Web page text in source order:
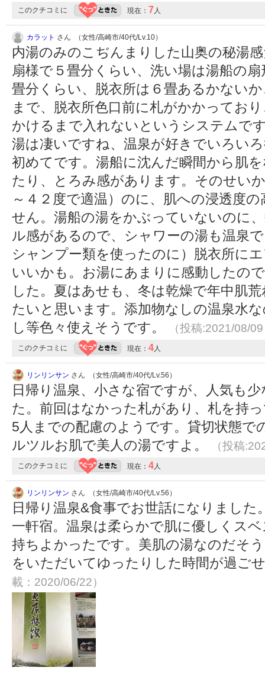
このクチコミに 現在： 7 人
カラット さん （女性/高崎市/40代/Lv.10）
内湯のみのこぢんまりした山奥の秘湯
扇様で５畳分くらい、洗い場は湯船の
畳分くらい、脱衣所は６畳あるかない
まで、脱衣所色口前に札がかかってお
かけるまで入れないというシステムで
湯は凄いですね、温泉が好きでいろい
初めてです。湯船に沈んだ瞬間から肌
たり、とろみ感があります。そのせい
～４２度で適温）のに、肌への浸透度
せん。湯船の湯をかぶっていないのに
ル感があるので、シャワーの湯も温泉
シャンプー類を使ったのに）脱衣所に
いいかも。お湯にあまりに感動したの
した。夏はあせも、冬は乾燥で年中肌
たいと思います。添加物なしの温泉水
し等色々使えそうです。
（投稿:2021/08/
このクチコミに 現在： 4 人
リンリンサン さん （女性/高崎市/40代/Lv.56）
日帰り温泉、小さな宿ですが、人気も
た。前回はなかった札があり、札を持
5人までの配慮のようです。貸切状態で
ルツルお肌で美人の湯ですよ。
（投稿
このクチコミに 現在： 4 人
リンリンサン さん （女性/高崎市/40代/Lv.56）
日帰り温泉&食事でお世話になりました
一軒宿。温泉は柔らかで肌に優しくス
持ちよかったです。美肌の湯なのだそ
をいただいてゆったりした時間が過ご
載：2020/06/22）